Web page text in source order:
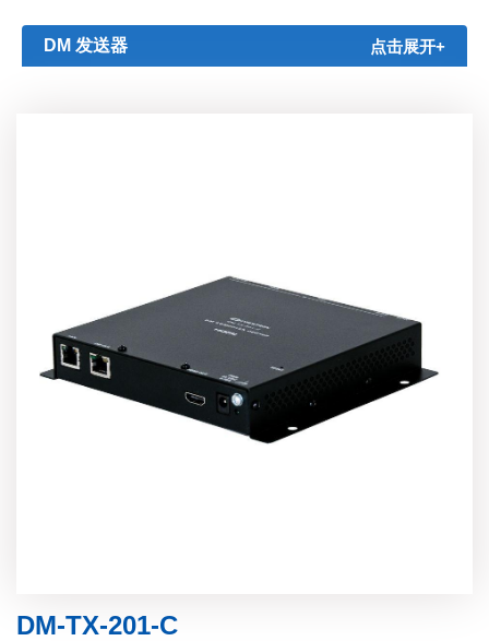
DM 发送器 点击展开+
DM-TX-201-C